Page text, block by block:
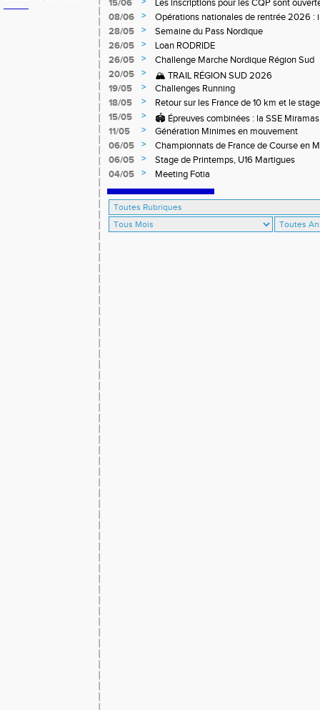
15/06
Les inscriptions pour les CQP sont
Qualification Professionnelle)
08/06 >
Opérations nationales de rentrée 2026 :
28/05
>
Semaine du Pass Nordique
26/05
>
Loan RODRIDE
26/05
>
Challenge Marche Nordique Région Sud
20/05
>
🏔️ TRAIL RÉGION SUD 2026
19/05
>
Challenges Running
18/05
>
Retour sur les France de 10 km et le
off-road à Briançon
15/05 >
🏟️ Épreuves combinées : la SSE
11/05
>
Génération Minimes en mouvement
06/05
>
Championnats de France de Course en
06/05
>
Stage de Printemps, U16 Martigues
04/05
> Meeting Fotia